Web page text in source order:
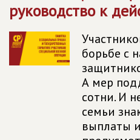
руководство к
борьбе с
А мер
сотни. И
семьи
выплаты